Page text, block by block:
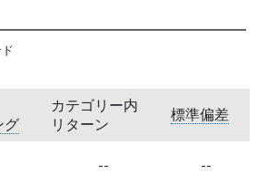
グ
カテゴリー内
リターン
標準偏差
-- --